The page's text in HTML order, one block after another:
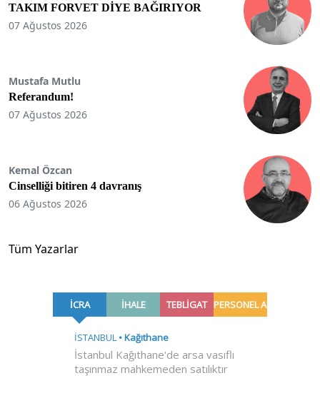
TAKIM FORVET DİYE BAĞIRIYOR
07 Ağustos 2026
Mustafa Mutlu
Referandum!
07 Ağustos 2026
Kemal Özcan
Cinselliği bitiren 4 davranış
06 Ağustos 2026
Tüm Yazarlar